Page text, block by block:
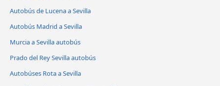
Autobús de Lucena a Sevilla
Autobús Madrid a Sevilla
Murcia a Sevilla autobús
Prado del Rey Sevilla autobús
Autobúses Rota a Sevilla